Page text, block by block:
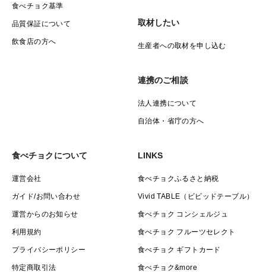
食べチョク基準
品質保証について
飲食店の方へ
取材したい
生産者への取材を申し込む
連携のご相談
法人連携について
自治体・省庁の方へ
食べチョクについて
運営会社
ガイド/お問い合わせ
運営からのお知らせ
利用規約
プライバシーポリシー
特定商取引法
LINKS
食べチョクふるさと納税
Vivid TABLE（ビビッドテーブル）
食べチョク コンシェルジュ
食べチョク フルーツセレクト
食べチョク ギフトカード
食べチョク&more